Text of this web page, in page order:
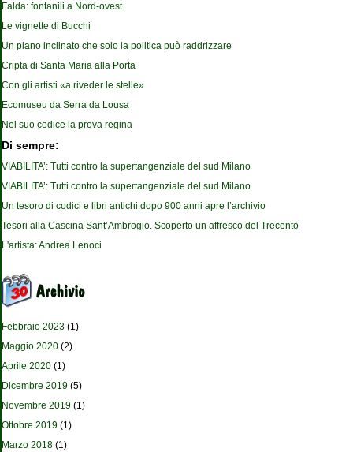
Falda: fontanili a Nord-ovest.
Le vignette di Bucchi
Un piano inclinato che solo la politica può raddrizzare
Cripta di Santa Maria alla Porta
Con gli artisti «a riveder le stelle»
Ecomuseu da Serra da Lousa
Nel suo codice la prova regina
Di sempre:
VIABILITA’: Tutti contro la supertangenziale del sud Milano
VIABILITA’: Tutti contro la supertangenziale del sud Milano
Un tesoro di codici e libri antichi dopo 900 anni apre l’archivio
Tesori alla Cascina Sant’Ambrogio. Scoperto un affresco del Trecento
L'artista: Andrea Lenoci
Febbraio 2023 (1)
Maggio 2020 (2)
Aprile 2020 (1)
Dicembre 2019 (5)
Novembre 2019 (1)
Ottobre 2019 (1)
Marzo 2018 (1)